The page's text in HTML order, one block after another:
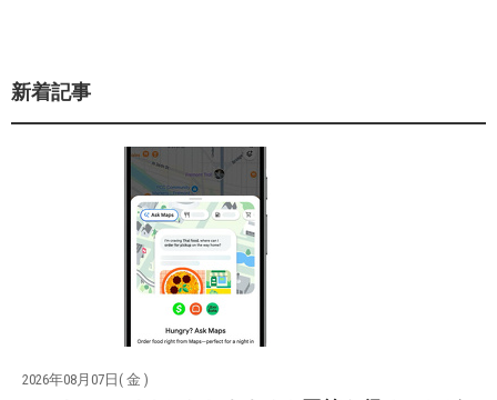
新着記事
2026年08月07日( 金 )